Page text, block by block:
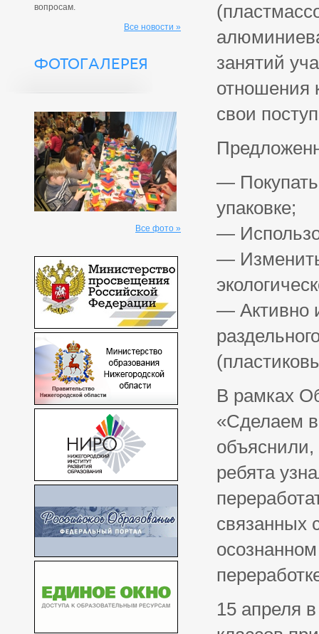
вопросам.
Все новости »
ФОТОГАЛЕРЕЯ
Все фото »
занятий
отношения
свои
— Покупать
упаковке;
—
—
— Активно
В рамках
«Сделаем
объяснили,
ребята
связанных
15 апреля